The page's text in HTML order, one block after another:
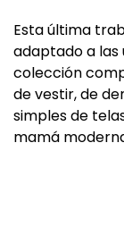
Esta última
adaptado a las
colección
de vestir, de
simples de
mamá